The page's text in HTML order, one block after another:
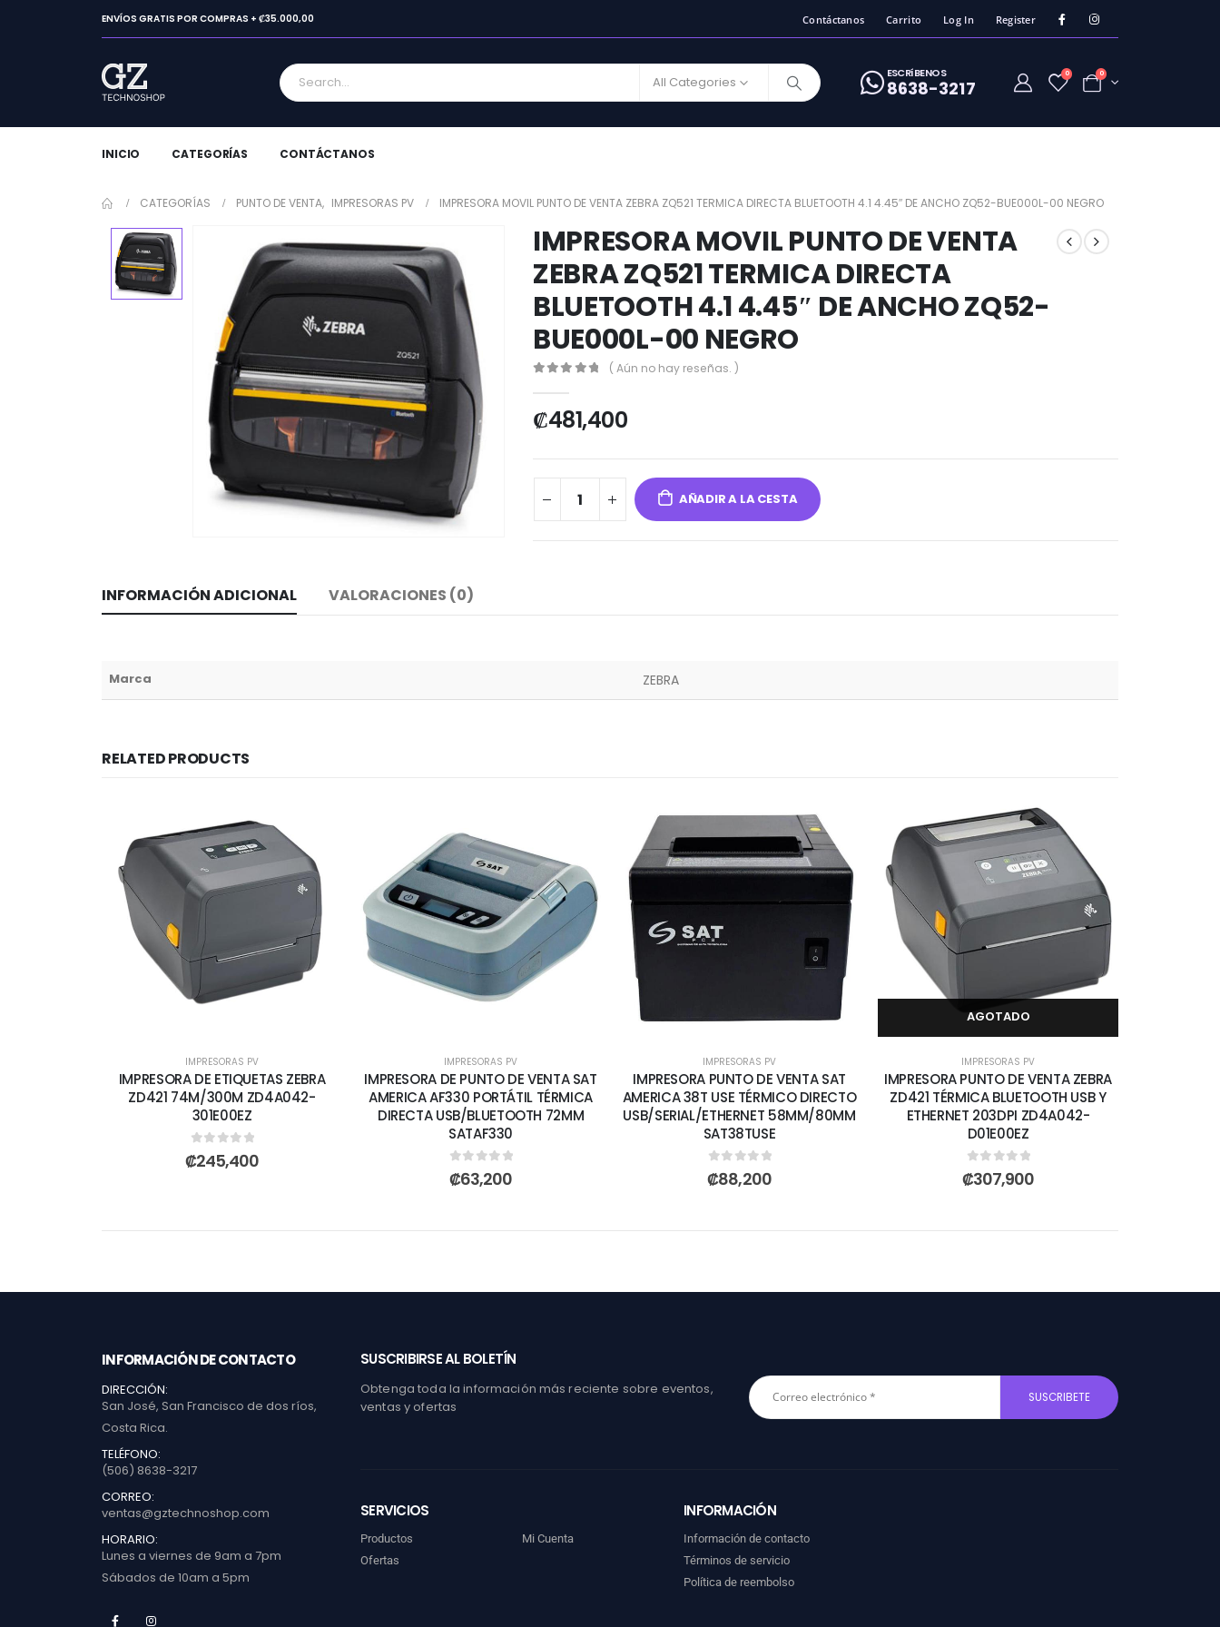
ENVÍOS GRATIS POR COMPRAS + ₡35.000,00 Contáctanos Carrito Log In Register
All Categories
ESCRíBENOS
8638-3217
0 0
INICIO CATEGORÍAS CONTÁCTANOS
CATEGORÍAS PUNTO DE VENTA, IMPRESORAS PV IMPRESORA MOVIL PUNTO DE VENTA ZEBRA ZQ521 TERMICA DIRECTA BLUETOOTH 4.1 4.45″ DE ANCHO ZQ52-BUE000L-00 NEGRO
IMPRESORA MOVIL PUNTO DE VENTA
ZEBRA ZQ521 TERMICA DIRECTA
BLUETOOTH 4.1 4.45″ DE ANCHO ZQ52-
BUE000L-00 NEGRO
( Aún no hay reseñas. )
₡481,400
AÑADIR A LA CESTA
INFORMACIÓN ADICIONAL VALORACIONES (0)
Marca ZEBRA
RELATED PRODUCTS
IMPRESORAS PV
IMPRESORA DE ETIQUETAS ZEBRA
ZD421 74M/300M ZD4A042-
301E00EZ
0out of 5
₡245,400
IMPRESORAS PV
IMPRESORA DE PUNTO DE VENTA SAT
AMERICA AF330 PORTÁTIL TÉRMICA
DIRECTA USB/BLUETOOTH 72MM
SATAF330
0out of 5
₡63,200
IMPRESORAS PV
IMPRESORA PUNTO DE VENTA SAT
AMERICA 38T USE TÉRMICO DIRECTO
USB/SERIAL/ETHERNET 58MM/80MM
SAT38TUSE
0out of 5
₡88,200
AGOTADO
IMPRESORAS PV
IMPRESORA PUNTO DE VENTA ZEBRA
ZD421 TÉRMICA BLUETOOTH USB Y
ETHERNET 203DPI ZD4A042-
D01E00EZ
0out of 5
₡307,900
INFORMACIÓN DE CONTACTO
DIRECCIÓN:
San José, San Francisco de dos ríos,
Costa Rica.
TELÉFONO:
(506) 8638-3217
CORREO:
ventas@gztechnoshop.com
HORARIO:
Lunes a viernes de 9am a 7pm
Sábados de 10am a 5pm
SUSCRIBIRSE AL BOLETÍN
Obtenga toda la información más reciente sobre eventos,
ventas y ofertas
SERVICIOS
Productos
Ofertas
Mi Cuenta
INFORMACIÓN
Información de contacto
Términos de servicio
Política de reembolso